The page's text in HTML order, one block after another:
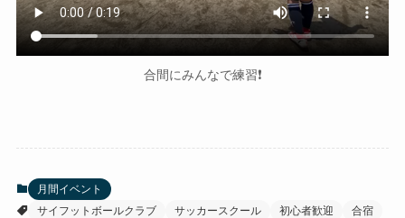
合間にみんなで練習❗️
月間イベント
サイフットボールクラブ
サッカースクール 初心者歓迎 合宿